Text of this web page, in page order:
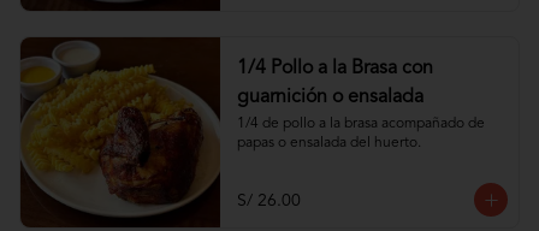
1/4 Pollo a la Brasa con
guarnición o ensalada
1/4 de pollo a la brasa acompañado de
papas o ensalada del huerto.
S/ 26.00